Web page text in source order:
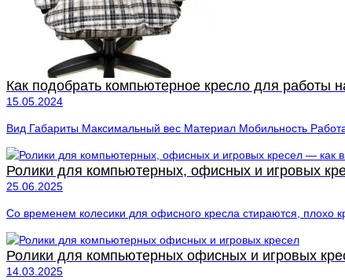
Как подобрать компьютерное кресло для работы
15.05.2024
Вид Габариты Максимальный вес Материал Мобильность
Ролики для компьютерных, офисных и игровых
25.06.2025
Со временем колесики для офисного кресла стираются, плохо
Ролики для компьютерных офисных и игровых
14.03.2025